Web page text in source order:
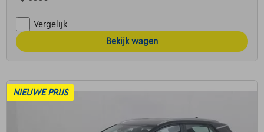
Vergelijk
Bekijk wagen
NIEUWE PRIJS